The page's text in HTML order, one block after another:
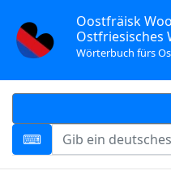
Oostfräisk
Ostfriesisches
Wörterbuch fürs